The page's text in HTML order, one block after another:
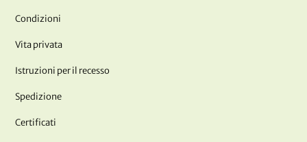
Condizioni
Vita privata
Istruzioni per il recesso
Spedizione
Certificati